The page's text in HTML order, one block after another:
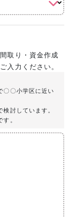
取り・資金作成
入力ください。
〇〇小学区に近い
討しています。
。